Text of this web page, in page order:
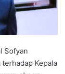
Sofyan
Kepala